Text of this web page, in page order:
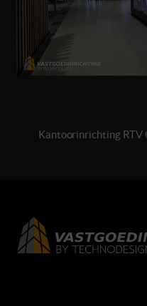
Kantoorinrichting RTV